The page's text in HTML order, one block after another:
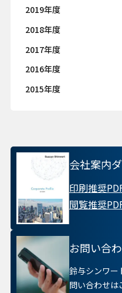
2019年度
2018年度
2017年度
2016年度
2015年度
会社案内
印刷推奨
閲覧推奨
お問い合
鈴与シンワー
問い合わせは